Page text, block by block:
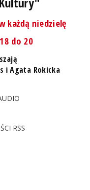
każdą niedzielę
do 20
i Agata Rokicka
RSS